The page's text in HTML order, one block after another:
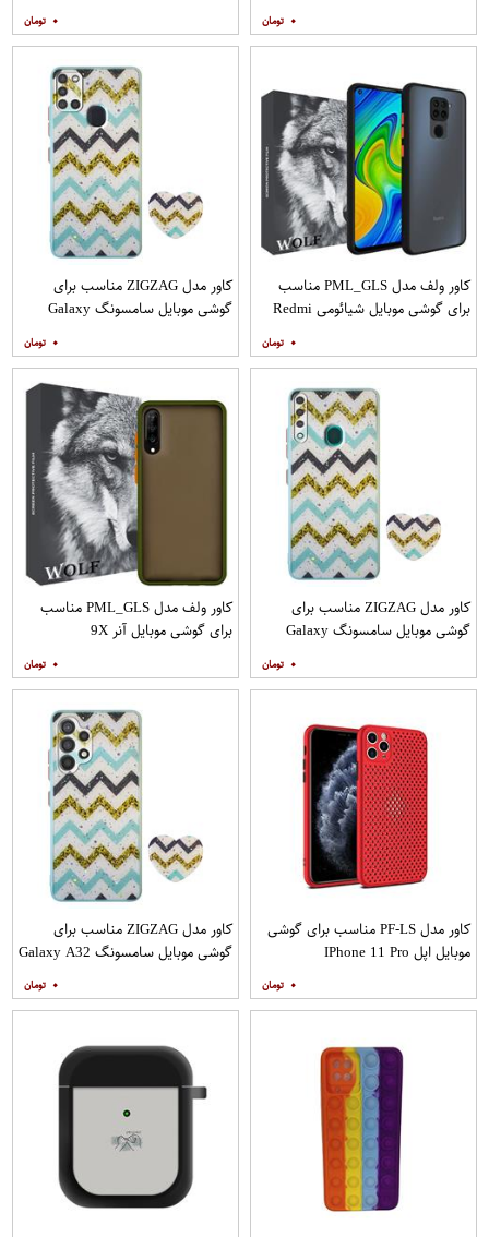
۰
مات
۰
کاور ولف مدل PML_GLS مناسب
برای گوشی موبایل شیائومی Redmi
۰
کاور مدل ZIGZAG مناسب برای
گوشی موبایل سامسونگ Galaxy
۰
کاور مدل ZIGZAG مناسب برای
گوشی موبایل سامسونگ Galaxy
۰
کاور ولف مدل PML_GLS مناسب
برای گوشی موبایل آنر 9X
۰
کاور مدل PF-LS مناسب برای گوشی
موبایل اپل IPhone 11 Pro
۰
کاور مدل ZIGZAG مناسب برای
گوشی موبایل سامسونگ Galaxy A32
۰